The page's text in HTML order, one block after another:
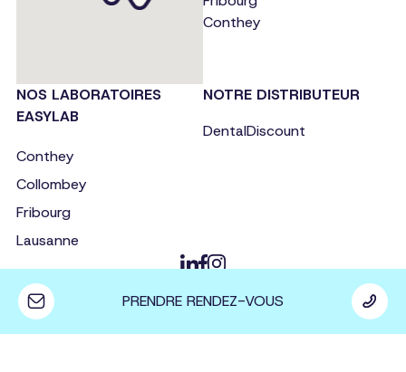
PRENDRE RENDEZ-VOUS
Conthey
NOS LABORATOIRES
EASYLAB
Conthey
Collombey
Fribourg
Lausanne
NOTRE DISTRIBUTEUR
DentalDiscount
Politique de confidentialité|Politique relative aux